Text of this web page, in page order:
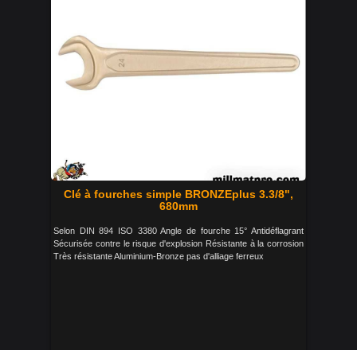
Clé à fourches simple BRONZEplus 3.3/8",
680mm
Selon DIN 894 ISO 3380 Angle de fourche 15° Antidéflagrant
Sécurisée contre le risque d'explosion Résistante à la corrosion
Très résistante Aluminium-Bronze pas d'alliage ferreux